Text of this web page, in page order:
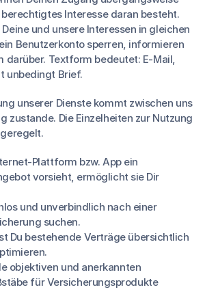
Interesse daran besteht.
und unsere Interessen in gleichen
Benutzerkonto sperren, informieren
darüber. Textform bedeutet: E-Mail,
unbedingt Brief.
unserer Dienste kommt zwischen uns
zustande. Die Einzelheiten zur Nutzung
Plattform bzw. App ein
vorsieht, ermöglicht sie Dir
und unverbindlich nach einer
suchen.
Du bestehende Verträge übersichtlich
objektiven und anerkannten
für Versicherungsprodukte